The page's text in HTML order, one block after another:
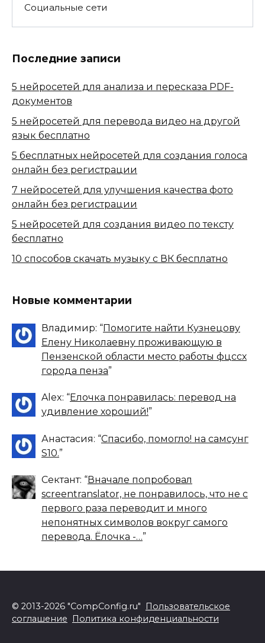
Социальные сети
Последние записи
5 нейросетей для анализа и пересказа PDF-
документов
5 нейросетей для перевода видео на другой
язык бесплатно
5 бесплатных нейросетей для создания голоса
онлайн без регистрации
7 нейросетей для улучшения качества фото
онлайн без регистрации
5 нейросетей для создания видео по тексту
бесплатно
10 способов скачать музыку с ВК бесплатно
Новые комментарии
Владимир: “Помогите найти Кузнецову
Елену Николаевну проживающую в
Пензенской области место работы фцссх
города пенза”
Alex: “Елочка понравилась: перевод на
удивление хороший!”
Анастасия: “Спасибо, помогло! на самсунг
S10.”
Сектант: “Вначале попробовал
screentranslator, не понравилось, что не с
первого раза переводит и много
непонятных символов вокруг самого
перевода. Ёлочка -…”
© 2013-2026 "CompConfig.ru"
Пользовательское
соглашение
Политика конфиденциальности